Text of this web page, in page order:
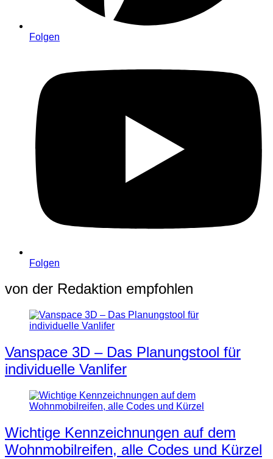
Folgen
Folgen
von der Redaktion empfohlen
Vanspace 3D – Das Planungstool für
individuelle Vanlifer
Wichtige Kennzeichnungen auf dem
Wohnmobilreifen, alle Codes und Kürzel